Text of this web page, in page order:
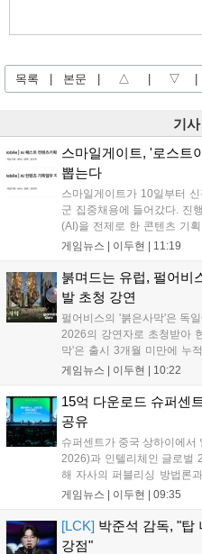
목록 본문 △ ▽
기
스마일게이트, '로스트
뽑는다
스마일게이트가 10일부터
군 집중채용에 들어갔다. 진
(AI)을 전제로 한 콘텐츠 기
사이트에 따르면 이번 채용은
이...
게임뉴스 | 이두현 | 11:19
붉며드는 유럽, 펄어비
발 초청 강연
펄어비스의 '붉은사막'은 독
2026의 강연자로 초청받아
막'은 출시 3개월 미만에 누
이다. 시장조사기관 서카나
스...
게임뉴스 | 이두현 | 10:22
15억 다운로드 슈퍼센
공유
슈퍼센트가 중국 상하이에
2026)과 인텔리체인 글로벌
해 자사의 퍼블리싱 방법론
아 최대 규모 게임 박람회인
게임뉴스 | 이두현 | 09:35
[LCK] 박준석 감독, "탑
강점"